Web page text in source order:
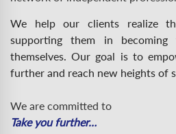
We help our clients realize
supporting them in
themselves. Our goal is to
further and reach new heights of
We are committed to
Take you further…